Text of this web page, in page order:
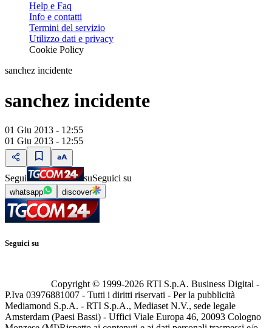
Help e Faq
Info e contatti
Termini del servizio
Utilizzo dati e privacy
Cookie Policy
sanchez incidente
sanchez incidente
01 Giu 2013 - 12:55
01 Giu 2013 - 12:55
Segui suSeguici su
whatsapp discover
Seguici su
Copyright © 1999-2026 RTI S.p.A. Business Digital -
P.Iva 03976881007 - Tutti i diritti riservati - Per la pubblicità
Mediamond S.p.A. - RTI S.p.A., Mediaset N.V., sede legale
Amsterdam (Paesi Bassi) - Uffici Viale Europa 46, 20093 Cologno